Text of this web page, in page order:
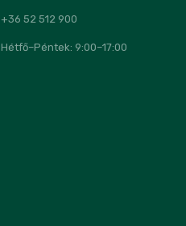
+36 52 512 900
Hétfő–Péntek: 9:00–17:00